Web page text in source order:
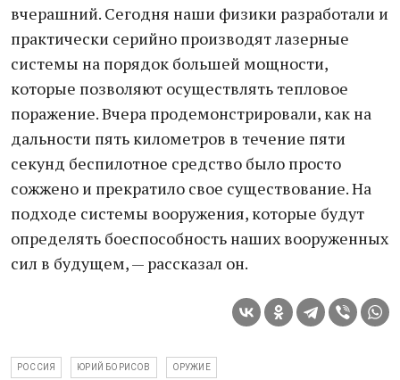
вчерашний. Сегодня наши физики разработали и
практически серийно производят лазерные
системы на порядок большей мощности,
которые позволяют осуществлять тепловое
поражение. Вчера продемонстрировали, как на
дальности пять километров в течение пяти
секунд беспилотное средство было просто
сожжено и прекратило свое существование. На
подходе системы вооружения, которые будут
определять боеспособность наших вооруженных
сил в будущем, — рассказал он.
РОССИЯ ЮРИЙ БОРИСОВ ОРУЖИЕ